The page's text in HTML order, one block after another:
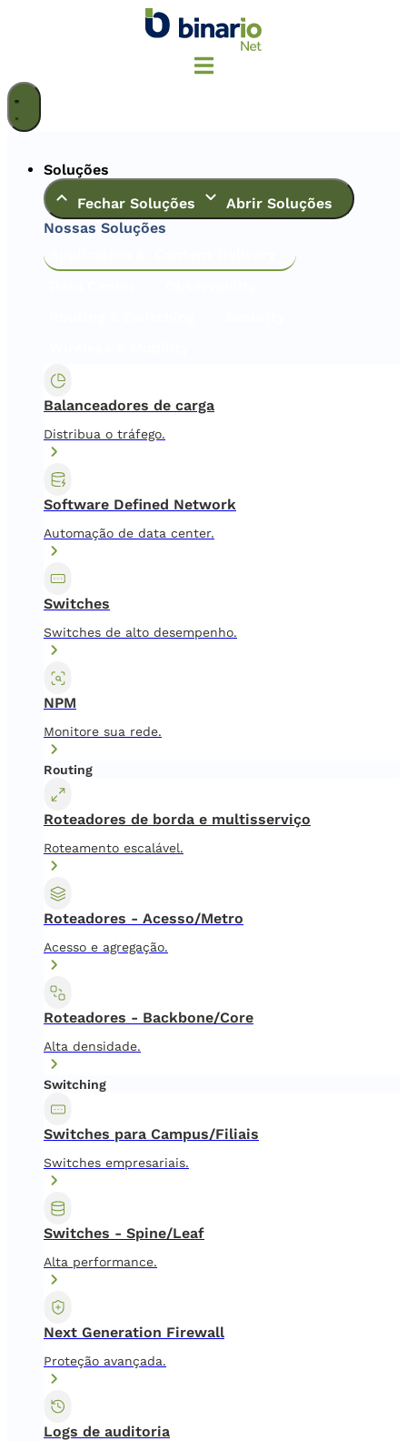
Soluções
Fechar Soluções
Abrir Soluções
Nossas Soluções
Balanceadores de carga
Distribua o tráfego.
Software Defined Network
Automação de data center.
Switches
Switches de alto desempenho.
NPM
Monitore sua rede.
Routing
Roteadores de borda e multisserviço
Roteamento escalável.
Roteadores - Acesso/Metro
Acesso e agregação.
Roteadores - Backbone/Core
Alta densidade.
Switching
Switches para Campus/Filiais
Switches empresariais.
Switches - Spine/Leaf
Alta performance.
Next Generation Firewall
Proteção avançada.
Logs de auditoria